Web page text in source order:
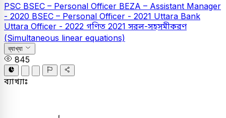
PSC BSEC – Personal Officer BEZA – Assistant Manager
- 2020 BSEC – Personal Officer - 2021 Uttara Bank
Uttara Officer - 2022 গণিত 2021 সরল-সহসমীকরণ
(Simultaneous linear equations)
ব্যাখ্যা
845
ব্যাখ্যাঃ